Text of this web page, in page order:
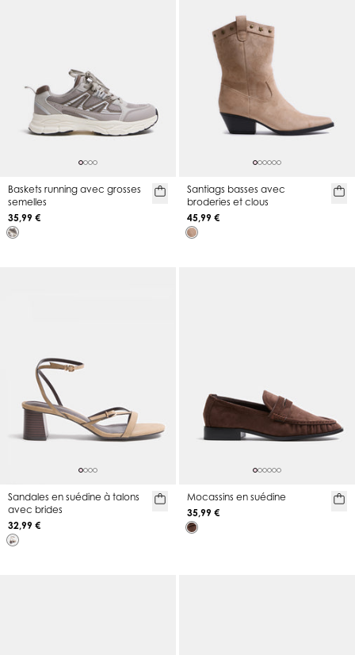
Baskets running avec grosses
semelles
35,99 €
Santiags basses avec
broderies et clous
45,99 €
Sandales en suédine à talons
avec brides
32,99 €
Mocassins en suédine
35,99 €